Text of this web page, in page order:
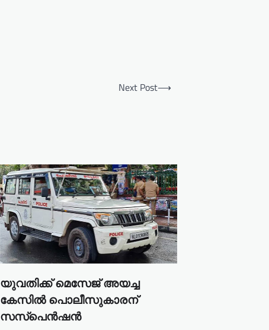
Next Post⟶
യുവതിക്ക് മെസേജ് അയച്ച
കേസിൽ പൊലീസുകാരന്
സസ്പെൻഷൻ